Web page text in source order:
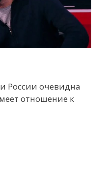
России очевидна
отношение к